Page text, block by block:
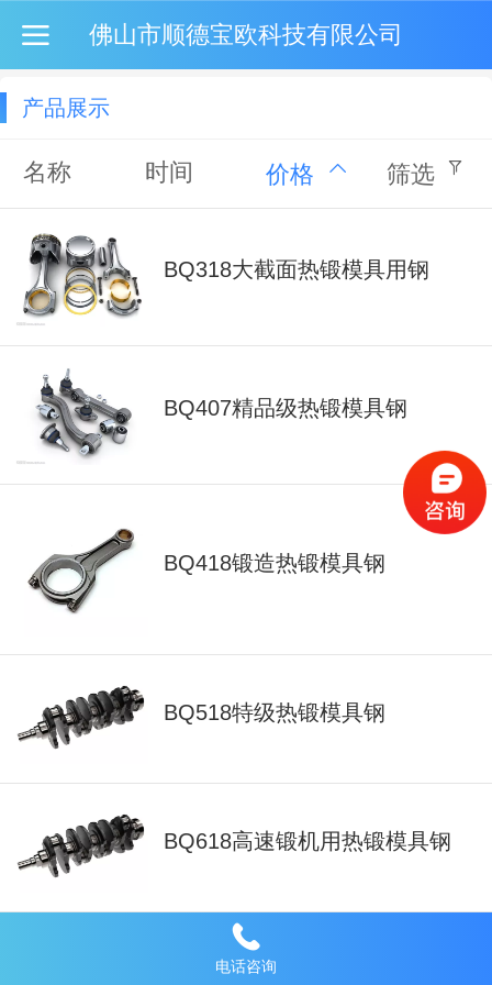
佛山市顺德宝欧科技有限公司
产品展示
名称 时间 价格 筛选
BQ318大截面热锻模具用钢
BQ407精品级热锻模具钢
BQ418锻造热锻模具钢
BQ518特级热锻模具钢
BQ618高速锻机用热锻模具钢
锻造齿轮
电话咨询